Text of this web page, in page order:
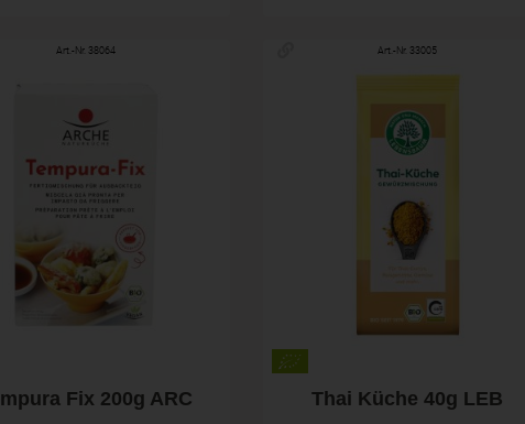
Art.-Nr. 38064
Fix 200g ARC
Art.-Nr. 33005
Thai Küche 40g LEB
50g